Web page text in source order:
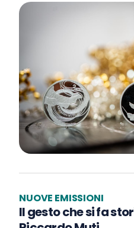
NUOVE EMISSIONI
Il gesto che si fa